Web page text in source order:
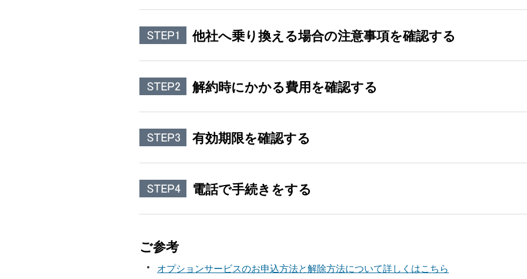
他社へ乗り換える場合の注意事項を確認する
オプションでご利用中の固定電話サービス
NTTの加入権をお持ちの電話番号をご使用中でアナログ戻しをご希望の場合は、事前
NTT東日本へのお問い合わせについてはこちら
NTT西日本へのお問い合わせについてはこちら
解約時にかかる費用を確認する
解除料
「自動更新なしプラン」にご加入の場合は、解除料がかかりません。
ります。
詳しくはこちら
事業者変更手数料
有効期限を確認する
事業者変更承諾番号払い出し日を含めて15日間が有効期限です。
※
有効期限を過ぎると無効になりますので、再度払い出しが必要となります。
※
事業者変更承諾番号の有効期限は15日間ですので、他社への事業者変更申込日の予
絡ください。
電話で手続きをする
電話サポート予約
ご希望の日時に担当オペレーターよりお電話します。
ご参考
オプションサービスのお申込方法と解除方法について詳しくはこちら